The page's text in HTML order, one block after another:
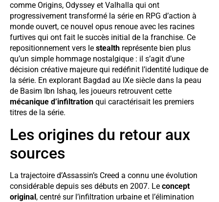
comme Origins, Odyssey et Valhalla qui ont
progressivement transformé la série en RPG d’action à
monde ouvert, ce nouvel opus renoue avec les racines
furtives qui ont fait le succès initial de la franchise. Ce
repositionnement vers le stealth représente bien plus
qu’un simple hommage nostalgique : il s’agit d’une
décision créative majeure qui redéfinit l’identité ludique de
la série. En explorant Bagdad au IXe siècle dans la peau
de Basim Ibn Ishaq, les joueurs retrouvent cette
mécanique d’infiltration qui caractérisait les premiers
titres de la série.
Les origines du retour aux
sources
La trajectoire d’Assassin’s Creed a connu une évolution
considérable depuis ses débuts en 2007. Le concept
original, centré sur l’infiltration urbaine et l’élimination